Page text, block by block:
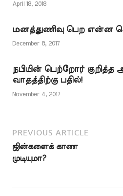
அறிவு உள்ளவர்
அறிவு உடையவர் என்பது
மனிதரைக் குறிக்குமா?
வேறுபாடு உள்ளது. 27:39
வசனத்தில்…
April 18, 2018
மனத்துணிவு பெற என்ன
December 8, 2017
நபியின் பெற்றோர் குறித்த
வாதத்திற்கு பதில்!
November 4, 2017
PREVIOUS ARTICLE
ஜின்களைக் காண
முடியுமா?